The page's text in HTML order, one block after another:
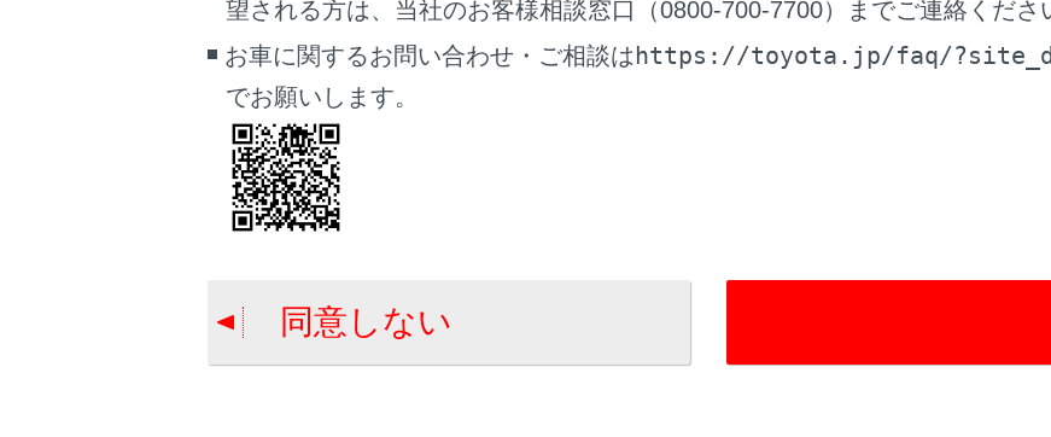
ブックマーク
あとで読む
画面表示設定
サイト利用について
望される方は、当社のお客様相談窓口（0800-700-7700）までご連絡くださ
お車に関するお問い合わせ・ご相談はhttps://toyota.jp/faq/
でお願いします。
同意しない